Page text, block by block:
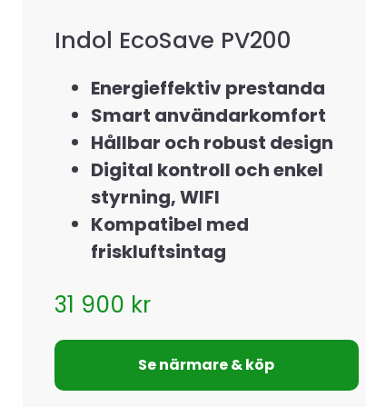
Indol EcoSave PV200
Energieffektiv prestanda
Smart användarkomfort
Hållbar och robust design
Digital kontroll och enkel
styrning, WIFI
Kompatibel med
friskluftsintag
31 900 kr
Se närmare & köp